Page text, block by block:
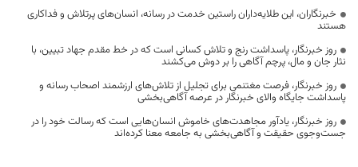
خبرنگاران، این طلایه‌داران راستین خدمت در رسانه، انسان‌های پرتلاش و فداکاری
هستند
روز خبرنگار، پاسداشت رنج و تلاش کسانی است که در خط مقدم جهاد تبیین، با
نثار جان و مال، پرچم آگاهی را بر دوش می‌کشند
روز خبرنگار، فرصت مغتنمی برای تجلیل از تلاش‌های ارزشمند اصحاب رسانه و
پاسداشت جایگاه والای خبرنگار در عرصه آگاهی‌بخشی
روز خبرنگار، یادآور مجاهدت‌های خاموش انسان‌هایی است که رسالت خود را در
جست‌وجوی حقیقت و آگاهی‌بخشی به جامعه معنا کرده‌اند